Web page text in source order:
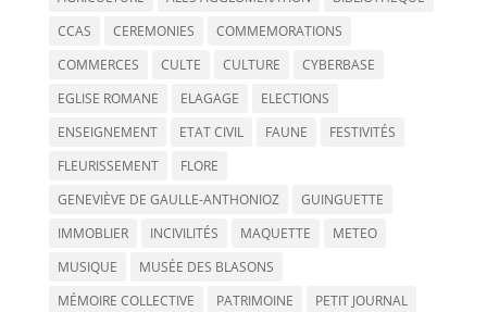
CCAS
CEREMONIES
COMMEMORATIONS
COMMERCES
CULTE CULTURE
CYBERBASE
EGLISE ROMANE
ELAGAGE
ELECTIONS
ENSEIGNEMENT
ETAT CIVIL FAUNE
FESTIVITÉS
FLEURISSEMENT
FLORE
GENEVIÈVE DE GAULLE-ANTHONIOZ
GUINGUETTE
IMMOBLIER
INCIVILITÉS MAQUETTE
METEO
MUSIQUE
MUSÉE DES BLASONS
MÉMOIRE COLLECTIVE
PATRIMOINE
PETIT JOURNAL